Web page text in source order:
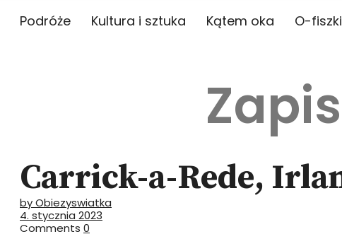
Podróże Kultura i sztuka Kątem oka O-fiszki
Carrick-a-Rede,
by Obiezyswiatka
4. stycznia 2023
Comments 0